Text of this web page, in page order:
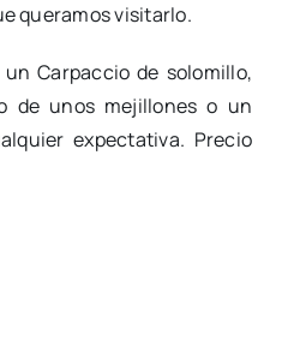
queramos visitarlo.
Carpaccio de solomillo,
de unos mejillones o un
expectativa. Precio